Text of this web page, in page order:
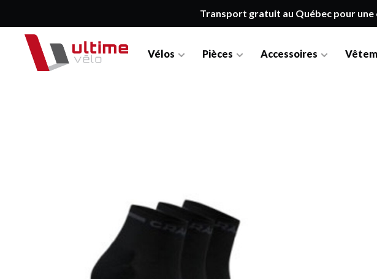
Transport gratuit au Québec pour une
Vélos Pièces Accessoires